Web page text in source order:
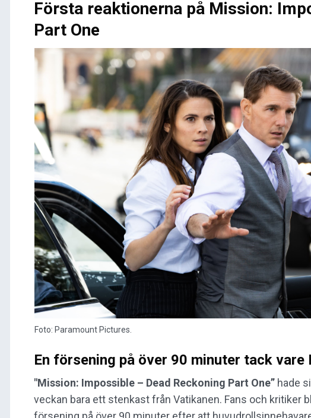
Första reaktionerna på Mission:
Part One
Foto: Paramount Pictures.
En försening på över 90 minuter tack
"Mission: Impossible – Dead Reckoning Part One” hade
veckan bara ett stenkast från Vatikanen. Fans och kritiker